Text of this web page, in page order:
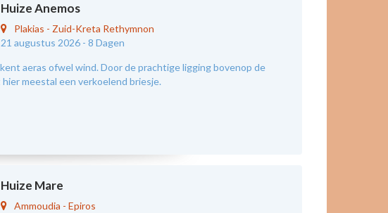
Huize Anemos
Plakias - Zuid-Kreta Rethymnon
21 augustus 2026 -8 Dagen
aeras ofwel wind. Door de prachtige ligging bovenop de
meestal een verkoelend briesje.
Huize Mare
Ammoudia -Epiros